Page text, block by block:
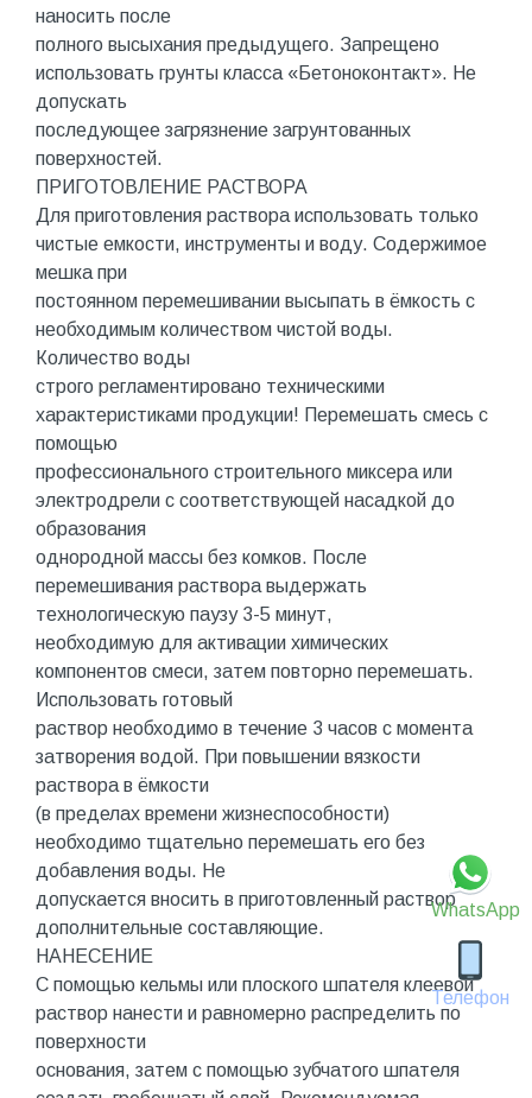
WhatsApp
Телефон
наносить после
полного высыхания предыдущего. Запрещено
использовать грунты класса «Бетоноконтакт». Не
допускать
последующее загрязнение загрунтованных
поверхностей.
ПРИГОТОВЛЕНИЕ РАСТВОРА
Для приготовления раствора использовать только
чистые емкости, инструменты и воду. Содержимое
мешка при
постоянном перемешивании высыпать в ёмкость с
необходимым количеством чистой воды.
Количество воды
строго регламентировано техническими
характеристиками продукции! Перемешать смесь с
помощью
профессионального строительного миксера или
электродрели с соответствующей насадкой до
образования
однородной массы без комков. После
перемешивания раствора выдержать
технологическую паузу 3-5 минут,
необходимую для активации химических
компонентов смеси, затем повторно перемешать.
Использовать готовый
раствор необходимо в течение 3 часов с момента
затворения водой. При повышении вязкости
раствора в ёмкости
(в пределах времени жизнеспособности)
необходимо тщательно перемешать его без
добавления воды. Не
допускается вносить в приготовленный раствор
дополнительные составляющие.
НАНЕСЕНИЕ
С помощью кельмы или плоского шпателя клеевой
раствор нанести и равномерно распределить по
поверхности
основания, затем с помощью зубчатого шпателя